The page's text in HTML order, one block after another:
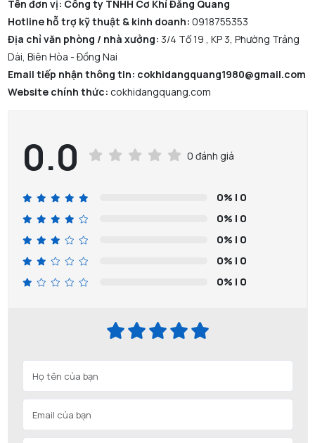
Tên đơn vị: Công ty TNHH Cơ Khí Đăng Quang
Hotline hỗ trợ kỹ thuật & kinh doanh: 0918755353
Địa chỉ văn phòng / nhà xưởng: 3/4 Tổ 19 , KP 3, Phường Trảng
Dài, Biên Hòa - Đồng Nai
Email tiếp nhận thông tin: cokhidangquang1980@gmail.com
Website chính thức: cokhidangquang.com
0.0 0 đánh giá
0% | 0
0% | 0
0% | 0
0% | 0
0% | 0